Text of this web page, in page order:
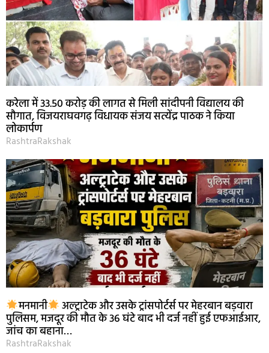
करेला में 33.50 करोड़ की लागत से मिली सांदीपनी विद्यालय की
सौगात, विजयराघवगढ़ विधायक संजय सत्येंद्र पाठक ने किया
लोकार्पण
RashtraRakshak
मनमानी अल्ट्राटेक और उसके ट्रांसपोर्टर्स पर मेहरबान बड़वारा
पुलिसम, मजदूर की मौत के 36 घंटे बाद भी दर्ज नहीं हुई एफआईआर,
जांच का बहाना…
RashtraRakshak